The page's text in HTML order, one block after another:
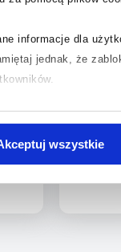
informacje dla
jednak, że
wszystkie
mat/
3 464